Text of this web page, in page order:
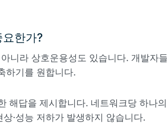
한가?
니라 상호운용성도 있습니다. 개발자
하기를 원합니다.
해답을 제시합니다. 네트워크당 하나
상·성능 저하가 발생하지 않습니다.